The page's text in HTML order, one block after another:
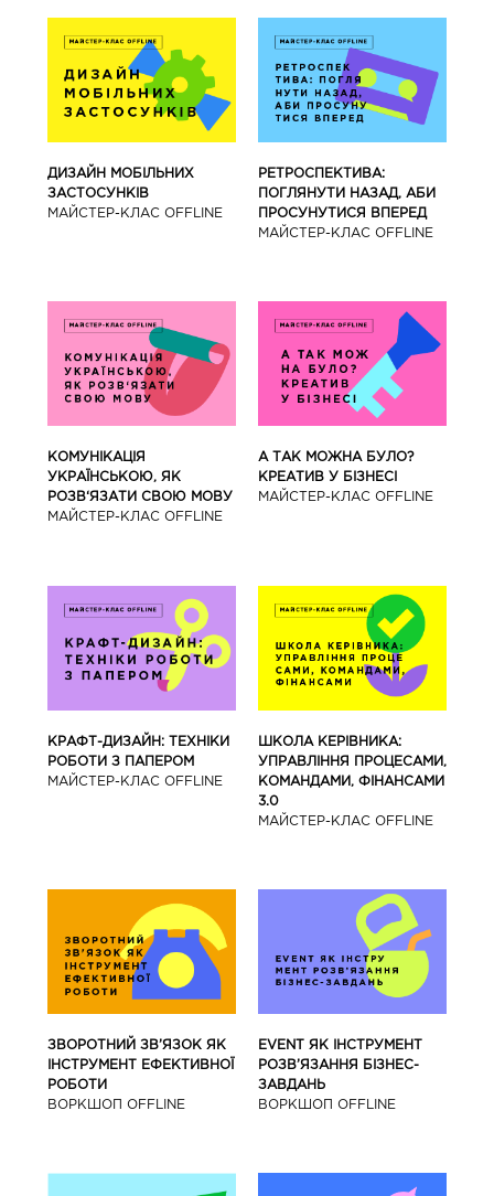
ДИЗАЙН МОБІЛЬНИХ
ЗАСТОСУНКІВ
МАЙCТЕР-КЛАС OFFLINE
РЕТРОСПЕКТИВА:
ПОГЛЯНУТИ НАЗАД, АБИ
ПРОСУНУТИСЯ ВПЕРЕД
МАЙCТЕР-КЛАС OFFLINE
КОМУНІКАЦІЯ
УКРАЇНСЬКОЮ, ЯК
РОЗВ‘ЯЗАТИ СВОЮ МОВУ
МАЙCТЕР-КЛАС OFFLINE
А ТАК МОЖНА БУЛО?
КРЕАТИВ У БІЗНЕСІ
МАЙCТЕР-КЛАС OFFLINE
КРАФТ-ДИЗАЙН: ТЕХНІКИ
РОБОТИ З ПАПЕРОМ
МАЙCТЕР-КЛАС OFFLINE
ШКОЛА КЕРІВНИКА:
УПРАВЛІННЯ ПРОЦЕСАМИ,
КОМАНДАМИ, ФІНАНСАМИ
3.0
МАЙCТЕР-КЛАС OFFLINE
ЗВОРОТНИЙ ЗВ’ЯЗОК ЯК
ІНСТРУМЕНТ ЕФЕКТИВНОЇ
РОБОТИ
ВОРКШОП OFFLINE
EVENT ЯК ІНСТРУМЕНТ
РОЗВ’ЯЗАННЯ БІЗНЕС-
ЗАВДАНЬ
ВОРКШОП OFFLINE